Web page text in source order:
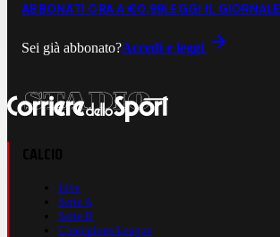
ABBONATI ORA A €0,99LEGGI IL GIORNALE
Sei già abbonato?Accedi e leggi
Live
Serie A
Serie B
Champions League